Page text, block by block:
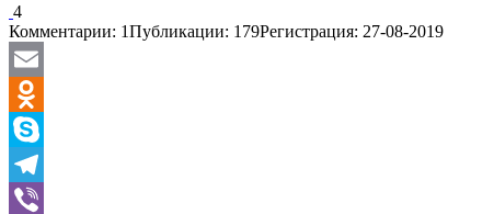
4
Комментарии: 1Публикации: 179Регистрация: 27-08-2019
Email
Odnoklassniki
Skype
Telegram